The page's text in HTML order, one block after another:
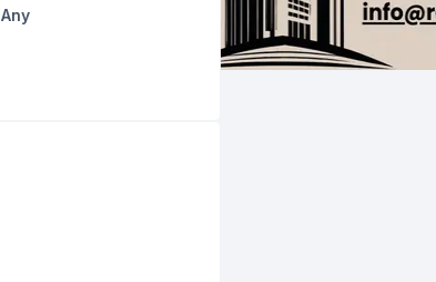
Any